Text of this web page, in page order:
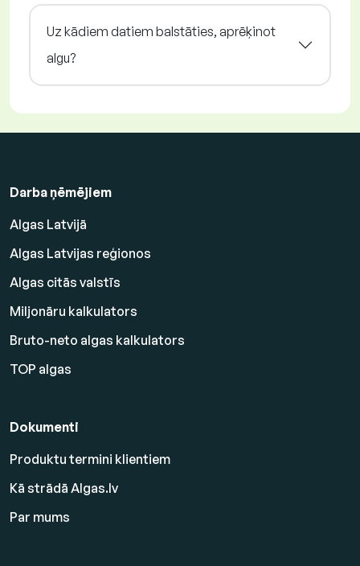
Uz kādiem datiem balstāties, aprēķinot
algu?
Darba ņēmējiem
Algas Latvijā
Algas Latvijas reģionos
Algas citās valstīs
Miljonāru kalkulators
Bruto-neto algas kalkulators
TOP algas
Dokumenti
Produktu termini klientiem
Kā strādā Algas.lv
Par mums